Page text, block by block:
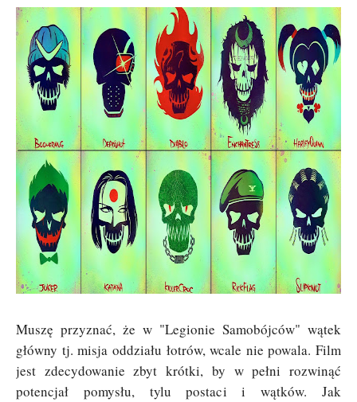
Muszę przyznać, że w "Legionie Samobójców" wątek
główny tj. misja oddziału łotrów, wcale nie powala. Film
jest zdecydowanie zbyt krótki, by w pełni rozwinąć
potencjał pomysłu, tylu postaci i wątków. Jak